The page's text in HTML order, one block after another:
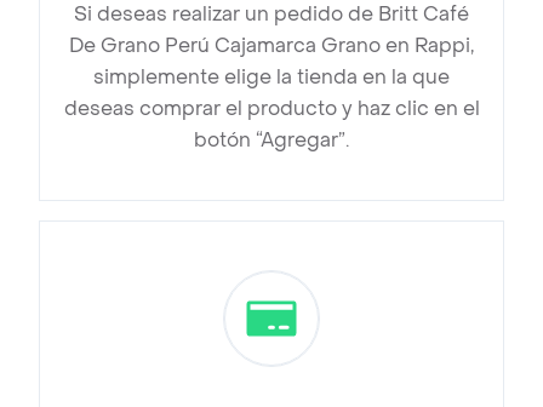
Si deseas realizar un pedido de Britt Café
De Grano Perú Cajamarca Grano en Rappi,
simplemente elige la tienda en la que
deseas comprar el producto y haz clic en el
botón “Agregar”.